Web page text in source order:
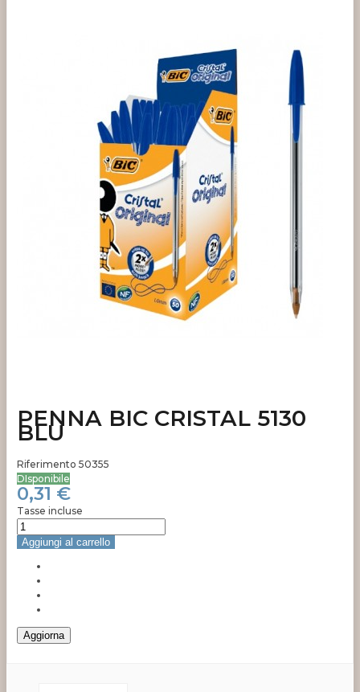
PENNA BIC CRISTAL 5130
BLU
Riferimento 50355
DIsponibile
0,31 €
Tasse incluse
Aggiungi al carrello